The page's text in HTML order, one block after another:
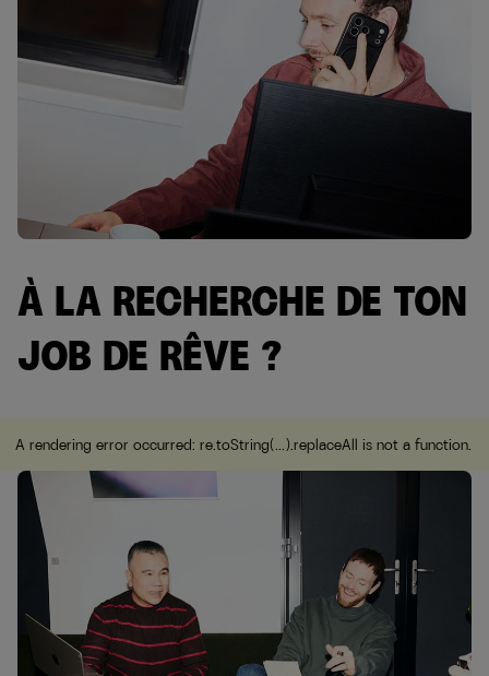
À LA RECHERCHE DE TON
JOB DE RÊVE ?
A rendering error occurred: re.toString(...).replaceAll is not a function.